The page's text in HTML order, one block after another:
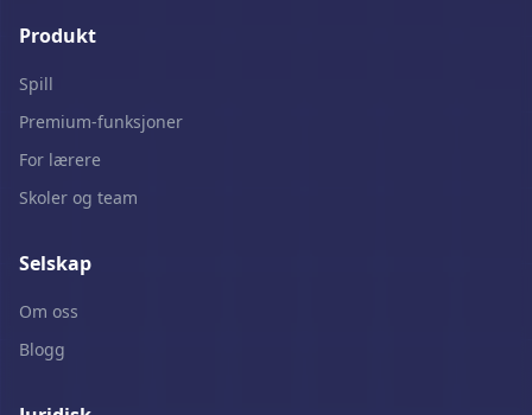
Produkt
Spill
Premium-funksjoner
For lærere
Skoler og team
Selskap
Om oss
Blogg